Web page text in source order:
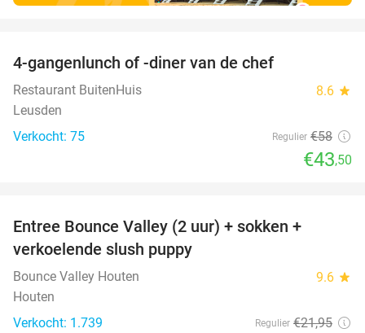
4-gangenlunch of -diner van de chef
Restaurant BuitenHuis 8.6 star
Leusden
Verkocht: 75
Regulier €58
€43,50
Entree Bounce Valley (2 uur) + sokken +
verkoelende slush puppy
Bounce Valley Houten 9.6 star
Houten
Verkocht: 1.739
Regulier €21,95